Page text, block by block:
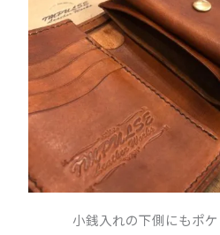
小銭入れの下側にもポケ